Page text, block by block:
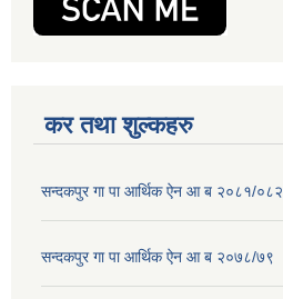
कर तथा शुल्कहरु
सन्दकपुर गा पा आर्थिक ऐन आ ब २०८१/०८२
सन्दकपुर गा पा आर्थिक ऐन आ ब २०७८/७९